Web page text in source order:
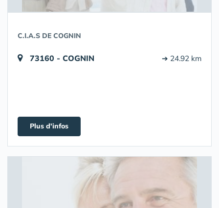
C.I.A.S DE COGNIN
73160 - COGNIN ➔ 24.92 km
Plus d'infos